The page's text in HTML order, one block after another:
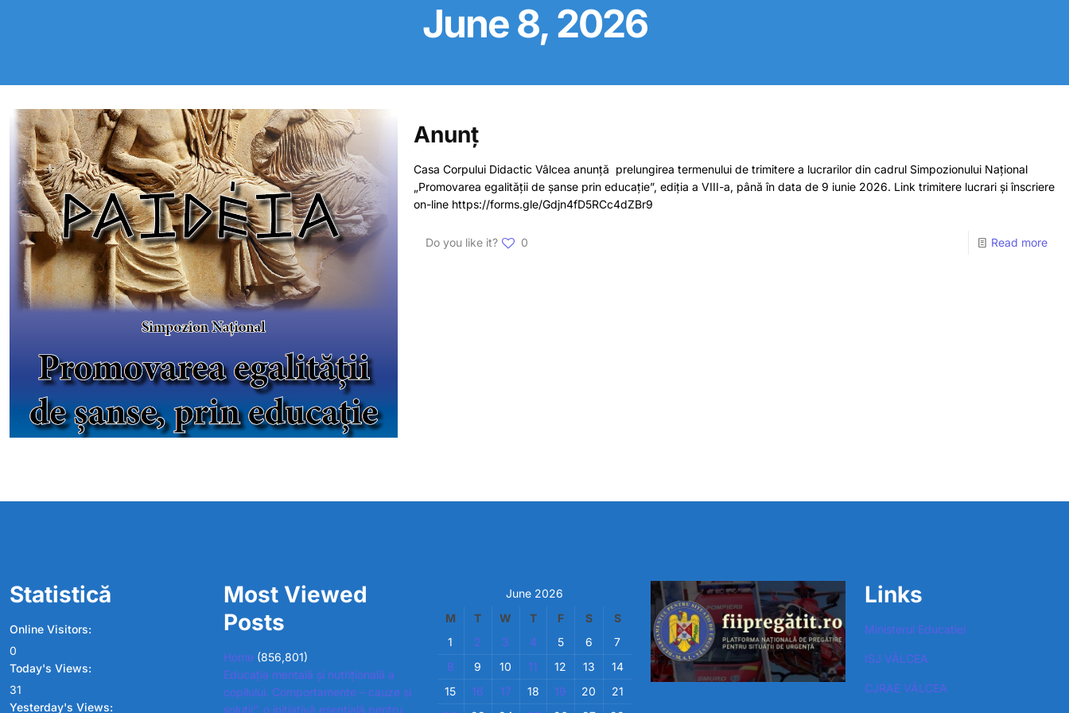
June 8, 2026
Anunț
Casa Corpului Didactic Vâlcea anunță prelungirea termenului de trimitere a lucrarilor din cadrul Simpozionului Național
„Promovarea egalității de șanse prin educație”, ediția a VIII-a, până în data de 9 iunie 2026. Link trimitere lucrari și înscriere
on-line https://forms.gle/Gdjn4fD5RCc4dZBr9
Do you like it? 0 Read more
Statistică
Online Visitors:
0
Today's Views:
31
Yesterday's Views:
Most Viewed
Posts
Home (856,801)
Educația mentală și nutrițională a
copilului. Comportamente – cauze și
soluții”, o inițiativă esențială pentru
June 2026
M
T W T F S
S
1
2 3 4 5 6
7
8
9 10 11 12 13
14
15
16 17 18 19 20
21
Links
Ministerul Educatiei
ISJ VÂLCEA
CJRAE VÂLCEA